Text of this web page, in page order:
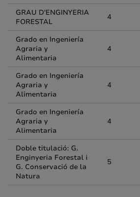
GRAU D'ENGINYERIA
FORESTAL
4
Grado en Ingeniería
Agraria y
Alimentaria
4
Grado en Ingeniería
Agraria y
Alimentaria
4
Grado en Ingeniería
Agraria y
Alimentaria
4
Doble titulació: G.
Enginyeria Forestal i
G. Conservació de la
Natura
5